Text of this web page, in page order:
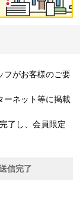
フがお客様のご要
ーネット等に掲載
了し、会員限定
信完了